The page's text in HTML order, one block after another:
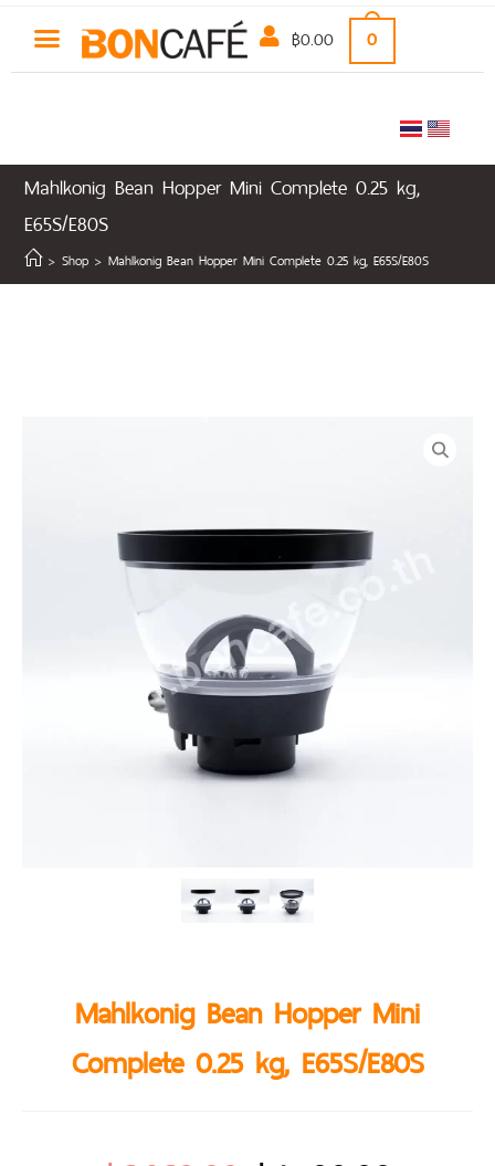
฿0.00 0
Mahlkonig Bean Hopper Mini Complete 0.25 kg,
E65S/E80S
> Shop > Mahlkonig Bean Hopper Mini Complete 0.25 kg, E65S/E80S
Mahlkonig Bean Hopper Mini
Complete 0.25 kg, E65S/E80S